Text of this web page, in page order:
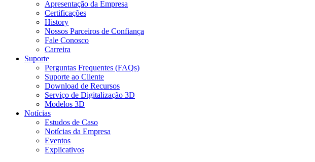
Apresentação da Empresa
Certificações
History
Nossos Parceiros de Confiança
Fale Conosco
Carreira
Suporte
Perguntas Frequentes (FAQs)
Suporte ao Cliente
Download de Recursos
Serviço de Digitalização 3D
Modelos 3D
Notícias
Estudos de Caso
Notícias da Empresa
Eventos
Explicativos